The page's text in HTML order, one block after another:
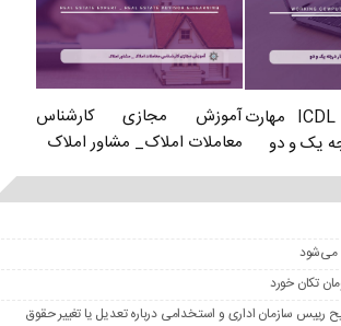
آموزش مجازی ICDL مهارت
یک و دو
آموزش مجازی کارشناس
معاملات املاک_ مشاور املاک
می‌شود
سازمان اداری و استخدامی درباره تعدیل یا تغییر حقوق